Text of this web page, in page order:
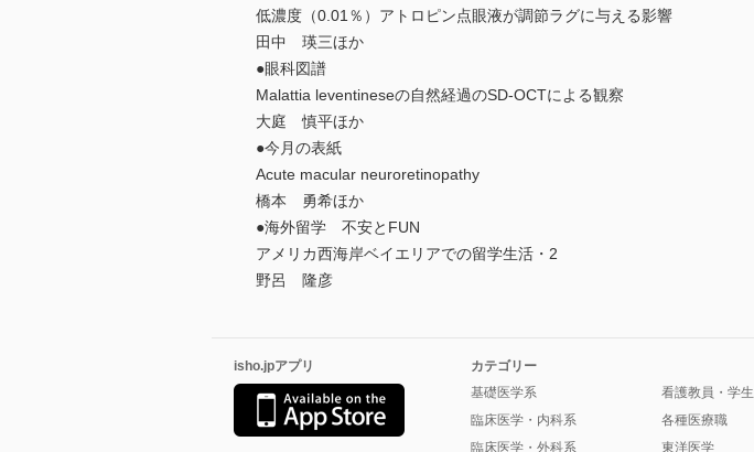
低濃度（0.01％）アトロピン点眼液が調節ラグに与える影響
田中 瑛三ほか
●眼科図譜
Malattia leventineseの自然経過のSD-OCTによる観察
大庭 慎平ほか
●今月の表紙
Acute macular neuroretinopathy
橋本 勇希ほか
●海外留学 不安とFUN
アメリカ西海岸ベイエリアでの留学生活・2
野呂 隆彦
isho.jpアプリ
カテゴリー
基礎医学系
臨床医学・内科系
臨床医学・外科系
看護教員・学生
各種医療職
東洋医学